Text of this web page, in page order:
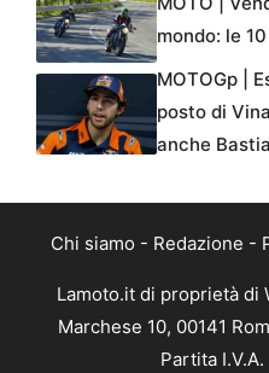
mondo: le
MOTOGp |
posto di
anche
Chi siamo - Redazione -
Lamoto.it di proprietà di
Marchese 10, 00141
Partita